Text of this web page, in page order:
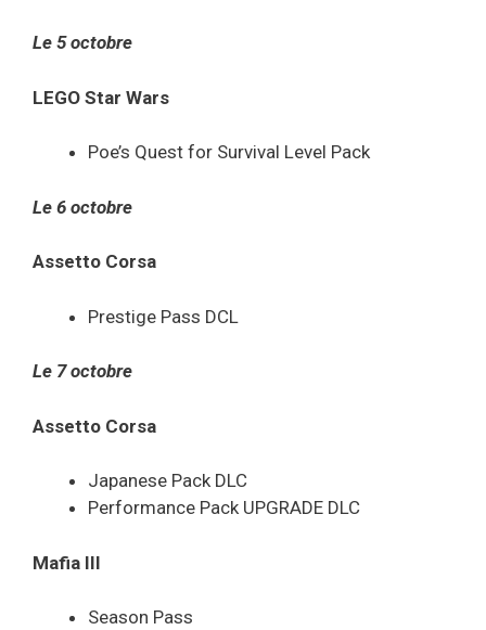
Le 5 octobre
LEGO Star Wars
Poe’s Quest for Survival Level Pack
Le 6 octobre
Assetto Corsa
Prestige Pass DCL
Le 7 octobre
Assetto Corsa
Japanese Pack DLC
Performance Pack UPGRADE DLC
Mafia III
Season Pass